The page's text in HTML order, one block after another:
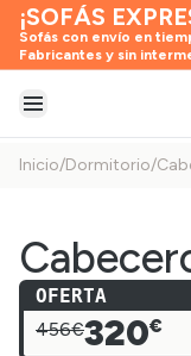
¡SOFÁS
Sofás con envío en
Fabricantes y sin
Abrir menú
Inicio/Dormitorio/
OFERTA
456€320€